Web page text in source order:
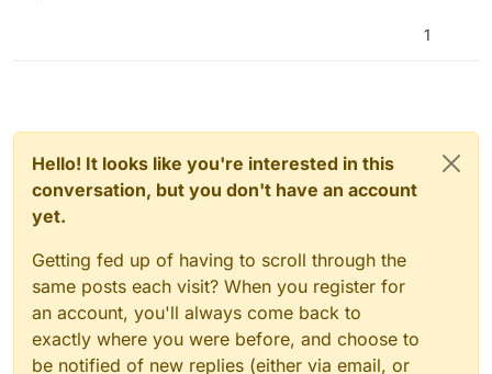
1
Hello! It looks like you're interested in this
conversation, but you don't have an account
yet.
Getting fed up of having to scroll through the
same posts each visit? When you register for
an account, you'll always come back to
exactly where you were before, and choose to
be notified of new replies (either via email, or